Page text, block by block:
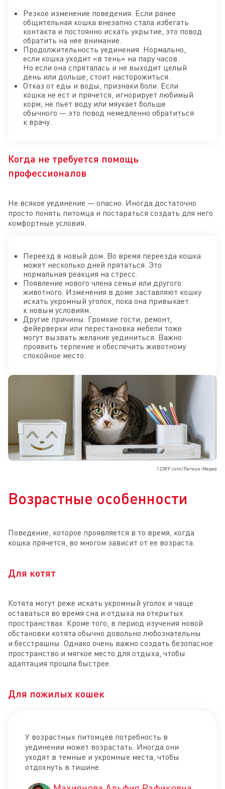
Резкое изменение поведения. Если ранее
общительная кошка внезапно стала избегать
контакта и постоянно искать укрытие, это повод
обратить на нее внимание.
Продолжительность уединения. Нормально,
если кошка уходит «в тень» на пару часов.
Но если она спряталась и не выходит целый
день или дольше, стоит насторожиться.
Отказ от еды и воды, признаки боли. Если
кошка не ест и прячется, игнорирует любимый
корм, не пьет воду или мяукает больше
обычного — это повод немедленно обратиться
к врачу.
Когда не требуется помощь
профессионалов
Не всякое уединение — опасно. Иногда достаточно
просто понять питомца и постараться создать для него
комфортные условия.
Переезд в новый дом. Во время переезда кошка
может несколько дней прятаться. Это
нормальная реакция на стресс.
Появление нового члена семьи или другого
животного. Изменения в доме заставляют кошку
искать укромный уголок, пока она привыкает
к новым условиям.
Другие причины. Громкие гости, ремонт,
фейерверки или перестановка мебели тоже
могут вызвать желание уединиться. Важно
проявить терпение и обеспечить животному
спокойное место.
123RF.com/Легион-Медиа
Возрастные особенности
Поведение, которое проявляется в то время, когда
кошка прячется, во многом зависит от ее возраста.
Для котят
Котята могут реже искать укромный уголок и чаще
оставаться во время сна и отдыха на открытых
пространствах. Кроме того, в период изучения новой
обстановки котята обычно довольно любознательны
и бесстрашны. Однако очень важно создать безопасное
пространство и мягкое место для отдыха, чтобы
адаптация прошла быстрее.
Для пожилых кошек
У возрастных питомцев потребность в
уединении может возрастать. Иногда они
уходят в темные и укромные места, чтобы
отдохнуть в тишине.